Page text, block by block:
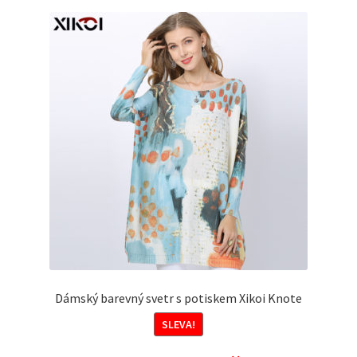
Dámský barevný svetr s potiskem Xikoi Knote
SLEVA!